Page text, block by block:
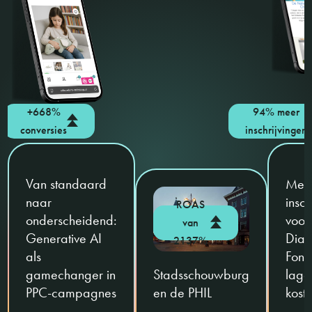
+668%
conversies
Van standaard
naar
onderscheidend:
Generative AI
als
gamechanger in
PPC-campagnes
ROAS
van
2137%
Stadsschouwburg
en de PHIL
94% meer
inschrijvingen
voor